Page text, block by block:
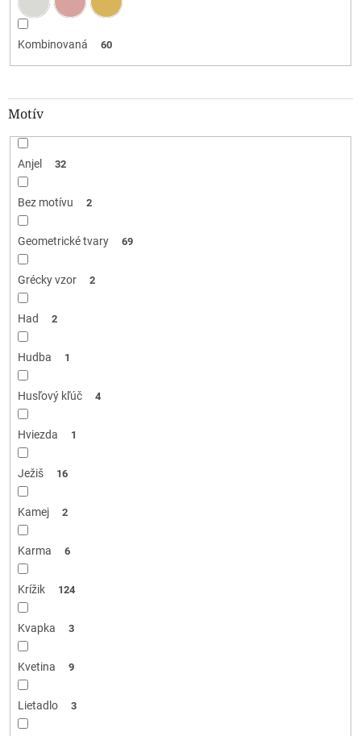
Kombinovaná 60
Motív
Anjel 32
Bez motívu 2
Geometrické tvary 69
Grécky vzor 2
Had 2
Hudba 1
Husľový kľúč 4
Hviezda 1
Ježiš 16
Kamej 2
Karma 6
Krížik 124
Kvapka 3
Kvetina 9
Lietadlo 3